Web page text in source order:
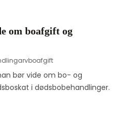
om boafgift og
arvboafgift
bør vide om bo- og
i dødsbobehandlinger.